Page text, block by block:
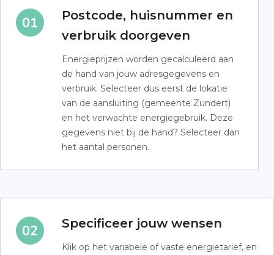
Postcode, huisnummer en
verbruik doorgeven
Energieprijzen worden gecalculeerd aan
de hand van jouw adresgegevens en
verbruik. Selecteer dus eerst de lokatie
van de aansluiting (gemeente Zundert)
en het verwachte energiegebruik. Deze
gegevens niet bij de hand? Selecteer dan
het aantal personen.
Specificeer jouw wensen
Klik op het variabele of vaste energietarief, en